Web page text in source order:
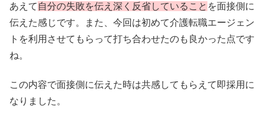
あえて 自分の失敗を伝え深く反省していること を面接側に
伝えた感じです。また、今回は初めて介護転職エージェン
トを利用させてもらって打ち合わせたのも良かった点です
ね。
この内容で面接側に伝えた時は共感してもらえて即採用に
なりました。